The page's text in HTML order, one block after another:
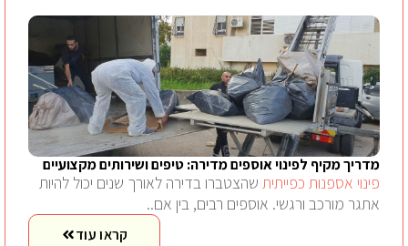
מדריך מקיף לפינוי אוספים מדירה: טיפים ושירותים מקצועיים
פינוי אספנות כפייתית שהצטברו בדירה לאורך שנים יכול להיות
אתגר מורכב ורגשי. אוספים רבים, בין אם..
קראו עוד